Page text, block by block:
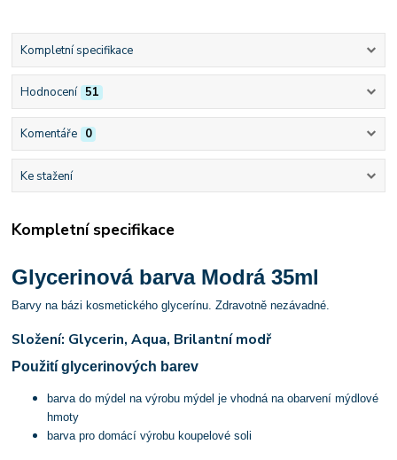
Kompletní specifikace
Hodnocení 51
Komentáře 0
Ke stažení
Kompletní specifikace
Glycerinová barva Modrá 35ml
Barvy na bázi kosmetického glycerínu. Zdravotně nezávadné.
Složení: Glycerin, Aqua, Brilantní modř
Použití glycerinových barev
barva do mýdel na výrobu mýdel je vhodná na obarvení mýdlové
hmoty
barva pro domácí výrobu koupelové soli